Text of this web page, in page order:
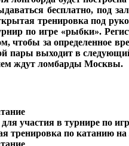
бесплатно, под
тренировка под
по игре «рыбки».
чтобы за определенное
пары выходит в
ждут ломбарды Москвы.
для участия в турнире по
тренировка по катанию на